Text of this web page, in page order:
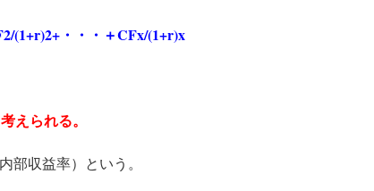
(1+r)2+・・・＋CFx/(1+r)x
えられる。
部収益率）という。